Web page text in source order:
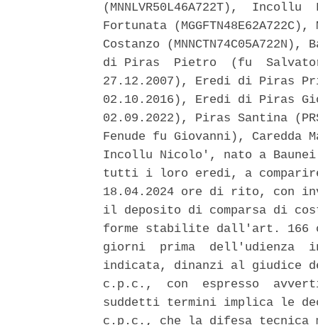
(MNNLVR50L46A722T),  Incollu
Fortunata
Costanzo
di Piras  Pietro  (fu
27.12.2007), Eredi di Piras
02.10.2016), Eredi di Piras
02.09.2022), Piras Santina
Fenude fu Giovanni),
Incollu Nicolo', nato a
tutti i loro eredi, a
18.04.2024 ore di rito, con
il deposito di comparsa di
forme stabilite dall'art. 166
giorni  prima  dell'udienza
indicata, dinanzi al giudice
c.p.c.,  con  espresso
suddetti termini implica le
c.p.c., che la difesa tecnica